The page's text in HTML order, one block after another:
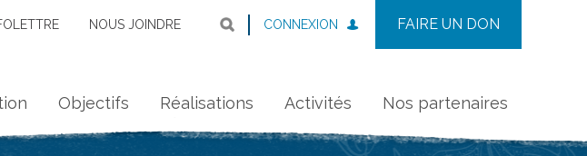
NOUS JOINDRE CONNEXION FAIRE UN DON
Objectifs Réalisations Activités Nos partenaires